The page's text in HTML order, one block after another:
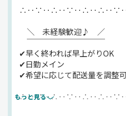
めです☆■報酬20万6500円から
酬35万円以上も目指せる♪■イ
い方・20代～30代の転職を応援
＼ 未経験歓迎♪ ／
￣￣￣￣￣￣￣￣￣￣
✔早く終われば早上がりOK
✔日勤メイン
✔希望に応じて配送量を調整可
もっと見る